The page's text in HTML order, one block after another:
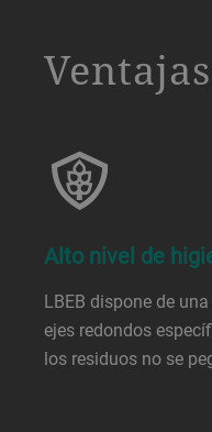
Alto nivel de
LBEB dispone de
ejes redondos
los residuos no se